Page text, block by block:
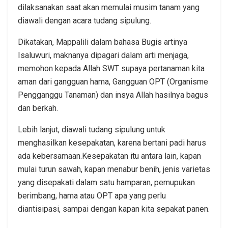
dilaksanakan saat akan memulai musim tanam yang
diawali dengan acara tudang sipulung.
Dikatakan, Mappalili dalam bahasa Bugis artinya
Isaluwuri, maknanya dipagari dalam arti menjaga,
memohon kepada Allah SWT supaya pertanaman kita
aman dari gangguan hama, Gangguan OPT (Organisme
Pengganggu Tanaman) dan insya Allah hasilnya bagus
dan berkah.
Lebih lanjut, diawali tudang sipulung untuk
menghasilkan kesepakatan, karena bertani padi harus
ada kebersamaan.Kesepakatan itu antara lain, kapan
mulai turun sawah, kapan menabur benih, jenis varietas
yang disepakati dalam satu hamparan, pemupukan
berimbang, hama atau OPT apa yang perlu
diantisipasi, sampai dengan kapan kita sepakat panen.